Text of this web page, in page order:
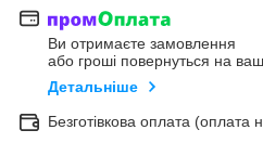
Ви отримаєте замовлення
або гроші повернуться на
Детальніше
Безготівкова оплата (оплата